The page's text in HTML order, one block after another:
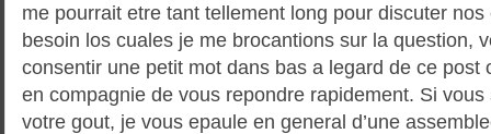
me pourrait etre tant tellement long pour discuter
besoin los cuales je me brocantions sur la question,
consentir une petit mot dans bas a legard de ce post
en compagnie de vous repondre rapidement. Si
votre gout, je vous epaule en general d’une